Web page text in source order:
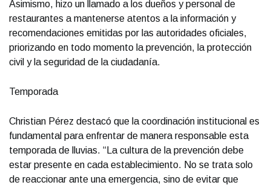
Asimismo, hizo un llamado a los dueños y personal de
restaurantes a mantenerse atentos a la información y
recomendaciones emitidas por las autoridades oficiales,
priorizando en todo momento la prevención, la protección
civil y la seguridad de la ciudadanía.
Temporada
Christian Pérez destacó que la coordinación institucional es
fundamental para enfrentar de manera responsable esta
temporada de lluvias. “La cultura de la prevención debe
estar presente en cada establecimiento. No se trata solo
de reaccionar ante una emergencia, sino de evitar que